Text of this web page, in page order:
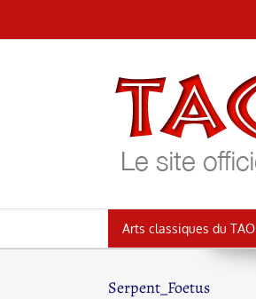
au
Arts classiques du TAO
Serpent_Foetus